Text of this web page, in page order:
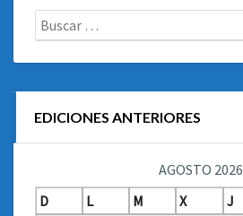
Buscar:
EDICIONES ANTERIORES
AGOSTO 2026
D
L M X J